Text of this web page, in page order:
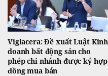
Viglacera: Đề xuất Luật Kinh
doanh bất động sản cho
phép chi nhánh được ký hợp
đồng mua bán